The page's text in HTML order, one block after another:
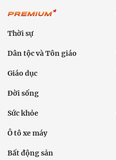
Thời sự
Dân tộc và Tôn giáo
Giáo dục
Đời sống
Sức khỏe
Ô tô xe máy
Bất động sản